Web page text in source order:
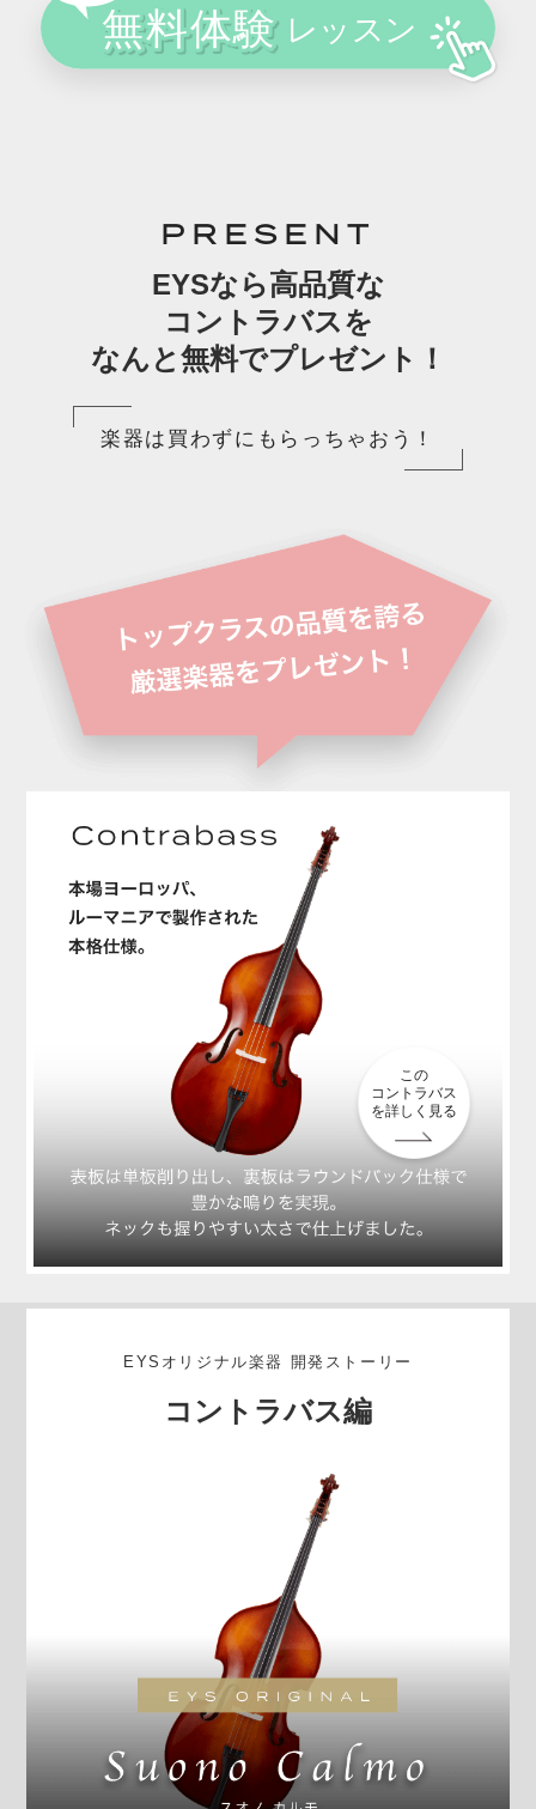
PRESENT
EYSなら高品質な
コントラバスを
なんと無料でプレゼント！
楽器は買わずにもらっちゃおう！
この
コントラバス
を詳しく見る
EYSオリジナル楽器 開発ストーリー
コントラバス編